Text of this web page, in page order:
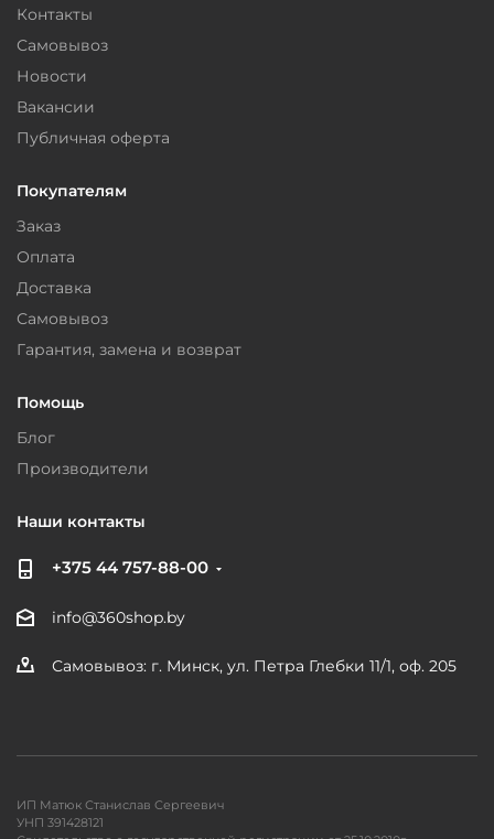
Контакты
Самовывоз
Новости
Вакансии
Публичная оферта
Покупателям
Заказ
Оплата
Доставка
Самовывоз
Гарантия, замена и возврат
Помощь
Блог
Производители
Наши контакты
+375 44 757-88-00
info@360shop.by
Самовывоз: г. Минск, ул. Петра Глебки 11/1, оф. 205
ИП Матюк Станислав Сергеевич
УНП 391428121